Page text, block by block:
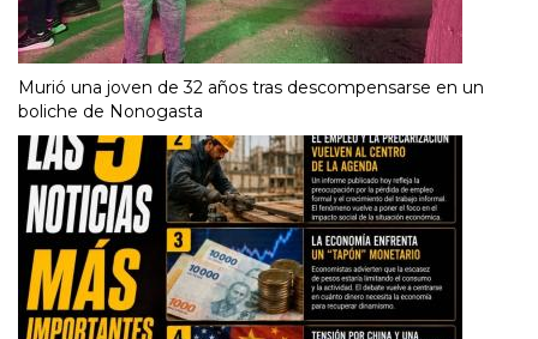
Murió una joven de 32 años tras descompensarse en un
boliche de Nonogasta